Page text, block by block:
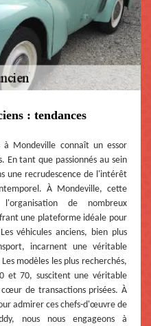
: tendances
à Mondeville connaît un essor
En tant que passionnés au sein
une recrudescence de l'intérêt
À Mondeville, cette
de nombreux
une plateforme idéale pour
véhicules anciens, bien plus
incarnent une véritable
modèles les plus recherchés,
et 70, suscitent une véritable
de transactions prisées. À
admirer ces chefs-d'œuvre de
nous nous engageons à